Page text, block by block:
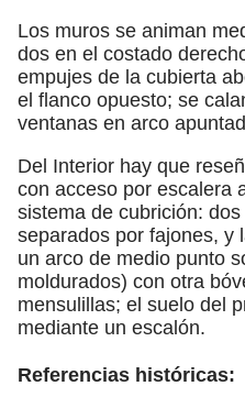
Los muros se animan
dos en el costado
empujes de la cubierta
el flanco opuesto; se
ventanas en arco
Del Interior hay que
con acceso por escalera
sistema de cubrición:
separados por fajones, y
un arco de medio punto
moldurados) con otra
mensulillas; el suelo del
mediante un escalón.
Referencias históricas: